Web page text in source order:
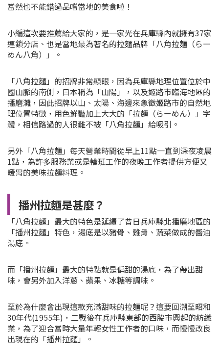
當然也不能錯過品嚐當地的美食啦！
小編這次要推薦給大家的，是一家光在兵庫縣內就擁有37家
連鎖分店、也是當地最為著名的拉麵品牌「八角拉麵（らー
めん八角）」。
「八角拉麵」的招牌非常顯眼，因為兵庫縣地理位置位於中
國山脈的南側，日本稱為「山陽」，以及姬路市臨海地區的
播磨灘，因此招牌以山、太陽、海邊來象徵姬路市的自然地
理位置特徵，用色鮮豔加上大大的「拉麵（らーめん）」字
體，相信路過的人很難不被「八角拉麵」給吸引。
另外「八角拉麵」每天營業時間從早上11點一直到深夜凌晨
1點，為許多服務業或是輪班工作的夜晚工作者提供方便又
暖胃的美味拉麵料理。
播州拉麵是甚麼？
「八角拉麵」最大的特色是延續了昔日兵庫縣北播磨地區的
「播州拉麵」特色，湯底是以豬骨、雞骨、蔬菜做成的醬油
湯底。
而「播州拉麵」最大的特點就是偏甜的湯底，為了帶出甜
味，會另外加入洋蔥、蘋果、冰糖等調味。
至於為什麼會出現這款充滿甜味的拉麵呢？這要回溯至昭和
30年代(1955年)，二戰後在兵庫縣東部的西脇市興起的紡織
業，為了迎合當時大量年輕女性工作者的口味，而慢慢改良
出現在的「播州拉麵」。